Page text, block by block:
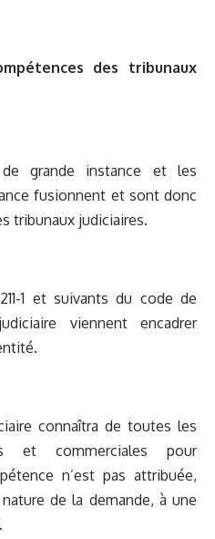
des tribunaux
grande instance et les
fusionnent et sont donc
tribunaux judiciaires.
1 et suivants du code de
viennent encadrer
connaîtra de toutes les
et commerciales pour
n’est pas attribuée,
de la demande, à une